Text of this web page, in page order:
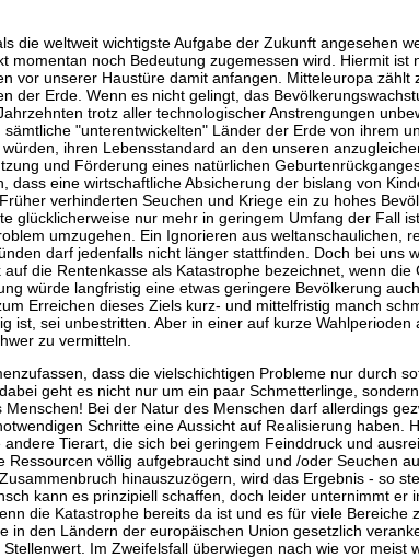
die weltweit wichtigste Aufgabe der Zukunft angesehen
momentan noch Bedeutung zugemessen wird. Hiermit ist
vor unserer Haustüre damit anfangen. Mitteleuropa zählt
der Erde. Wenn es nicht gelingt, das
trotz aller technologischer Anstrengungen
"unterentwickelten" Länder der Erde von ihrem
ihren Lebensstandard an den unseren
und Förderung eines natürlichen
dass eine wirtschaftliche Absicherung der bislang von
verhinderten Seuchen und Kriege ein zu hohes
glücklicherweise nur mehr in geringem Umfang der Fall
umzugehen. Ein Ignorieren aus weltanschaulichen,
darf jedenfalls nicht länger stattfinden. Doch bei uns
auf die Rentenkasse als Katastrophe bezeichnet, wenn die
würde langfristig eine etwas geringere Bevölkerung
Erreichen dieses Ziels kurz- und mittelfristig manch
ist, sei unbestritten. Aber in einer auf kurze Wahlperioden
zu vermitteln.
dass die vielschichtigen Probleme nur durch
geht es nicht nur um ein paar Schmetterlinge,
Menschen! Bei der Natur des Menschen darf allerdings
Schritte eine Aussicht auf Realisierung haben.
Tierart, die sich bei geringem Feinddruck und
Ressourcen völlig aufgebraucht sind und /oder Seuchen
hinauszuzögern, wird das Ergebnis - so
kann es prinzipiell schaffen, doch leider unternimmt er
die Katastrophe bereits da ist und es für viele Bereiche
in den Ländern der europäischen Union gesetzlich
Im Zweifelsfall überwiegen nach wie vor meist